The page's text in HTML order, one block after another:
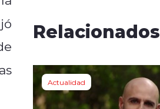
Relacionados
Actualidad